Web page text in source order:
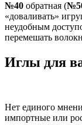
№40 обратная (
«доваливать»
неудобным
перемешать
Иглы для
Нет единого
импортные или